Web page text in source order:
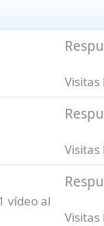
Visitas
Visitas
vídeo al
Visitas